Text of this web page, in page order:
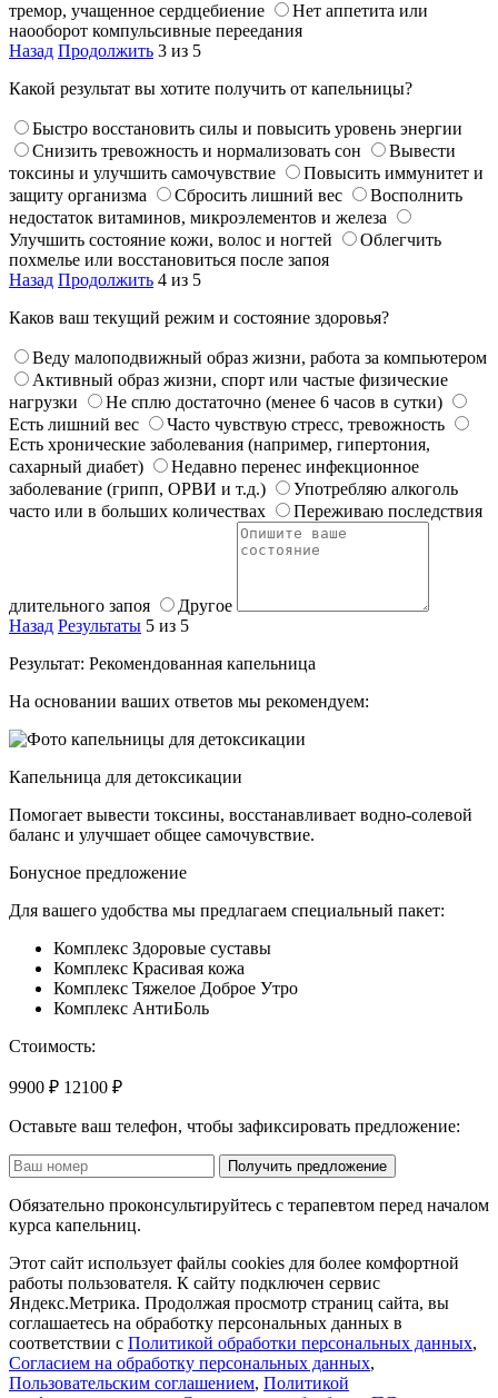
тремор, учащенное сердцебиение
Нет аппетита или
наооборот компульсивные переедания
Назад Продолжить 3 из 5
Какой результат вы хотите получить от капельницы?
Быстро восстановить силы и повысить уровень энергии
Снизить тревожность и нормализовать сон
Вывести
токсины и улучшить самочувствие
Повысить иммунитет и
защиту организма
Сбросить лишний вес
Восполнить
недостаток витаминов, микроэлементов и железа
Улучшить состояние кожи, волос и ногтей
Облегчить
похмелье или восстановиться после запоя
Назад Продолжить 4 из 5
Каков ваш текущий режим и состояние здоровья?
Веду малоподвижный образ жизни, работа за компьютером
Активный образ жизни, спорт или частые физические
нагрузки
Не сплю достаточно (менее 6 часов в сутки)
Есть лишний вес
Часто чувствую стресс, тревожность
Есть хронические заболевания (например, гипертония,
сахарный диабет)
Недавно перенес инфекционное
заболевание (грипп, ОРВИ и т.д.)
Употребляю алкоголь
часто или в больших количествах
Переживаю последствия
длительного запоя
Другое
Назад Результаты 5 из 5
Результат: Рекомендованная капельница
На основании ваших ответов мы рекомендуем:
Капельница для детоксикации
Помогает вывести токсины, восстанавливает водно-солевой
баланс и улучшает общее самочувствие.
Бонусное предложение
Для вашего удобства мы предлагаем специальный пакет:
Комплекс Здоровые суставы
Комплекс Красивая кожа
Комплекс Тяжелое Доброе Утро
Комплекс АнтиБоль
Стоимость:
9900 ₽ 12100 ₽
Оставьте ваш телефон, чтобы зафиксировать предложение:
Получить предложение
Обязательно проконсультируйтесь с терапевтом перед началом
курса капельниц.
Этот сайт использует файлы cookies для более комфортной
работы пользователя. К сайту подключен сервис
Яндекс.Метрика. Продолжая просмотр страниц сайта, вы
соглашаетесь на обработку персональных данных в
соответствии с Политикой обработки персональных данных,
Согласием на обработку персональных данных,
Пользовательским соглашением, Политикой